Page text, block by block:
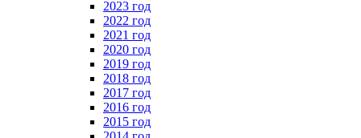
2023 год
2022 год
2021 год
2020 год
2019 год
2018 год
2017 год
2016 год
2015 год